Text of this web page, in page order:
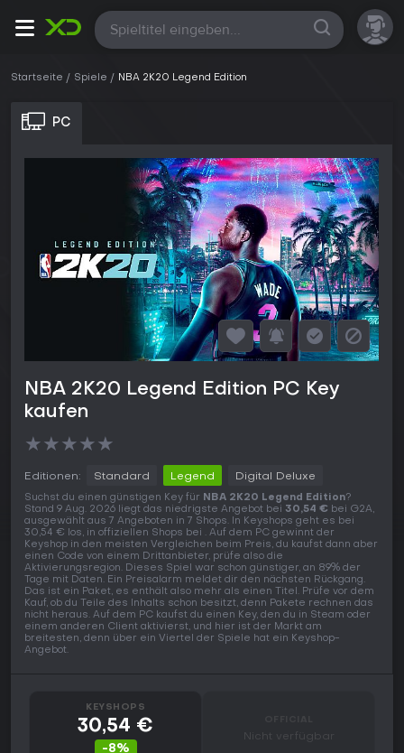
Alle
Startseite Spiele NBA 2K20 Legend Edition
PC
NBA 2K20 Legend Edition PC Key
kaufen
★★★★★
Editionen: Standard Legend Digital Deluxe
Suchst du einen günstigen Key für NBA 2K20 Legend Edition?
Stand 9 Aug. 2026 liegt das niedrigste Angebot bei 30,54 € bei G2A,
ausgewählt aus 7 Angeboten in 7 Shops. In Keyshops geht es bei
30,54 € los, in offiziellen Shops bei . Auf dem PC gewinnt der
Keyshop in den meisten Vergleichen beim Preis, du kaufst dann aber
einen Code von einem Drittanbieter, prüfe also die
Aktivierungsregion. Dieses Spiel war schon günstiger, an 89% der
Tage mit Daten. Ein Preisalarm meldet dir den nächsten Rückgang.
Das ist ein Paket, es enthält also mehr als einen Titel. Prüfe vor dem
Kauf, ob du Teile des Inhalts schon besitzt, denn Pakete rechnen das
nicht heraus. Auf dem PC kaufst du einen Key, den du in Steam oder
einem anderen Client aktivierst, und hier ist der Markt am
breitesten, denn über ein Viertel der Spiele hat ein Keyshop-
Angebot.
KEYSHOPS
30,54 €
-8%
Nicht verfügbar